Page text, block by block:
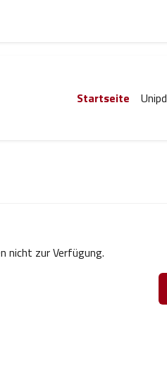
Startseite Unipd
nicht zur Verfügung.